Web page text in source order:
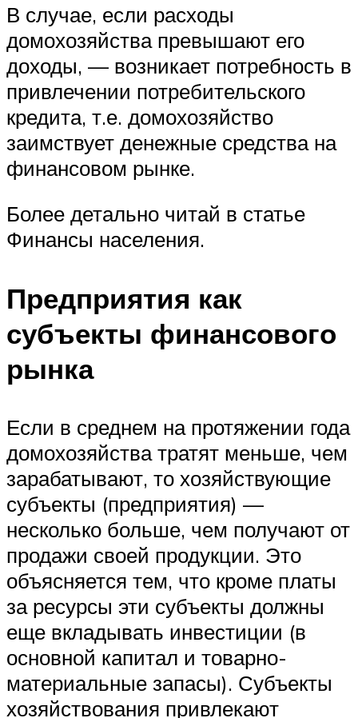
В случае, если расходы
домохозяйства превышают его
доходы, — возникает потребность в
привлечении потребительского
кредита, т.е. домохозяйство
заимствует денежные средства на
финансовом рынке.
Более детально читай в статье
Финансы населения.
Предприятия как
субъекты финансового
рынка
Если в среднем на протяжении года
домохозяйства тратят меньше, чем
зарабатывают, то хозяйствующие
субъекты (предприятия) —
несколько больше, чем получают от
продажи своей продукции. Это
объясняется тем, что кроме платы
за ресурсы эти субъекты должны
еще вкладывать инвестиции (в
основной капитал и товарно-
материальные запасы). Субъекты
хозяйствования привлекают